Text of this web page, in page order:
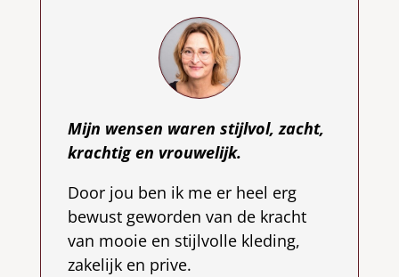
Mijn wensen waren stijlvol, zacht,
krachtig en vrouwelijk.
Door jou ben ik me er heel erg
bewust geworden van de kracht
van mooie en stijlvolle kleding,
zakelijk en prive.